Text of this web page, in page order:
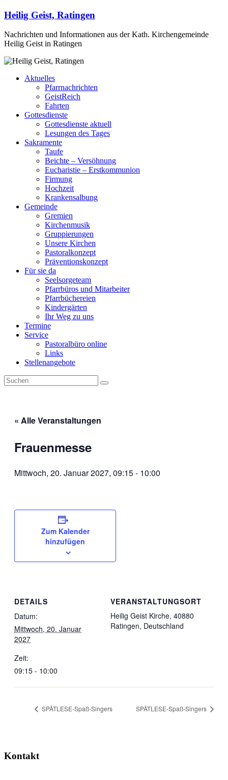
Heilig Geist, Ratingen
Nachrichten und Informationen aus der Kath. Kirchengemeinde
Heilig Geist in Ratingen
Aktuelles
Pfarrnachrichten
GeistReich
Fahrten
Gottesdienste
Gottesdienste aktuell
Lesungen des Tages
Sakramente
Taufe
Beichte – Versöhnung
Eucharistie – Erstkommunion
Firmung
Hochzeit
Krankensalbung
Gemeinde
Gremien
Kirchenmusik
Gruppierungen
Unsere Kirchen
Pastoralkonzept
Präventionskonzept
Für sie da
Seelsorgeteam
Pfarrbüros und Mitarbeiter
Pfarrbüchereien
Kindergärten
Ihr Weg zu uns
Termine
Service
Pastoralbüro online
Links
Stellenangebote
« Alle Veranstaltungen
Frauenmesse
Mittwoch, 20. Januar 2027, 09:15- 10:00
Zum Kalender
hinzufügen
DETAILS
Datum:
Mittwoch, 20. Januar
2027
Zeit:
09:15 - 10:00
VERANSTALTUNGSORT
Heilig Geist Kirche, 40880
Ratingen, Deutschland
SPÄTLESE-Spaß-Singers SPÄTLESE-Spaß-Singers
Kontakt